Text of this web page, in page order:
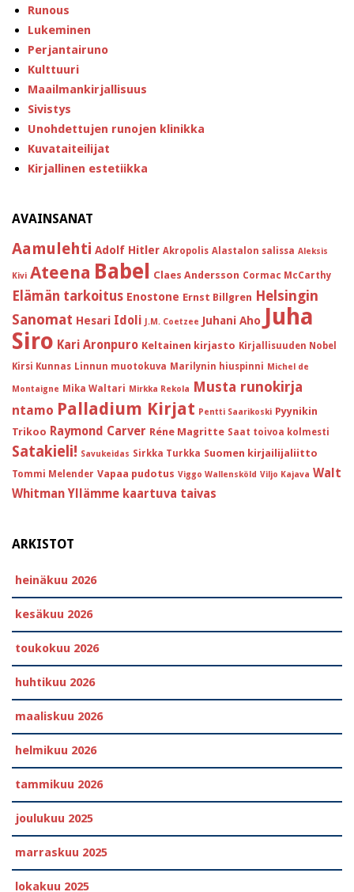
Runous
Lukeminen
Perjantairuno
Kulttuuri
Maailmankirjallisuus
Sivistys
Unohdettujen runojen klinikka
Kuvataiteilijat
Kirjallinen estetiikka
AVAINSANAT
Aamulehti Adolf Hitler Akropolis Alastalon salissa Aleksis
Kivi Ateena Babel Claes Andersson Cormac McCarthy
Elämän tarkoitus Enostone Ernst Billgren Helsingin
Sanomat Hesari Idoli J.M. Coetzee Juhani Aho Juha
Siro Kari Aronpuro Keltainen kirjasto Kirjallisuuden Nobel
Kirsi Kunnas Linnun muotokuva Marilynin hiuspinni Michel de
Montaigne Mika Waltari Mirkka Rekola Musta runokirja
ntamo Palladium Kirjat Pentti Saarikoski Pyynikin
Trikoo Raymond Carver Réne Magritte Saat toivoa kolmesti
Satakieli! Savukeidas Sirkka Turkka Suomen kirjailijaliitto
Tommi Melender Vapaa pudotus Viggo Wallensköld Viljo Kajava Walt
Whitman Yllämme kaartuva taivas
ARKISTOT
heinäkuu 2026
kesäkuu 2026
toukokuu 2026
huhtikuu 2026
maaliskuu 2026
helmikuu 2026
tammikuu 2026
joulukuu 2025
marraskuu 2025
lokakuu 2025